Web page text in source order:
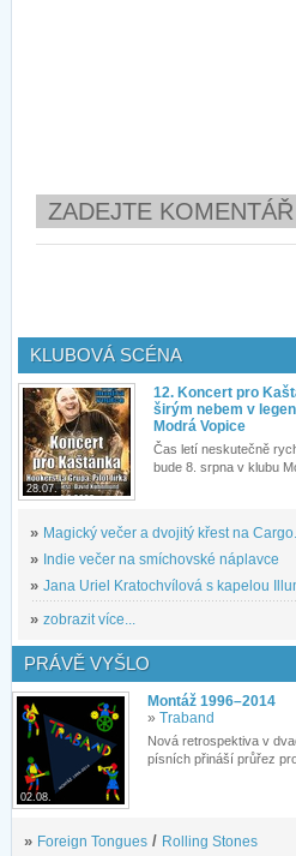
ZADEJTE KOMENTÁŘ
KLUBOVÁ SCÉNA
28.07.
12. Koncert pro
širým nebem v
Modrá Vopice
Čas letí neskutečně
bude 8. srpna v klubu
» Magický večer a dvojitý křest na Cargo...
» Indie večer na smíchovské náplavce
» Jana Uriel Kratochvílová s kapelou
» zobrazit více...
PRÁVĚ VYŠLO
02.08.
Montáž 1996–2014
» Traband
Nová retrospektiva v
písních přináší průřez
» Foreign Tongues / Rolling Stones